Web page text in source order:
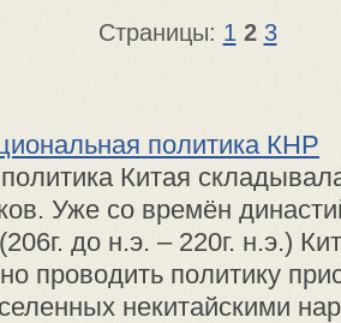
Страницы: 1 2 3
политика КНР
Китая
Уже со времён
до н.э. – 220г. н.э.)
проводить политику
некитайскими